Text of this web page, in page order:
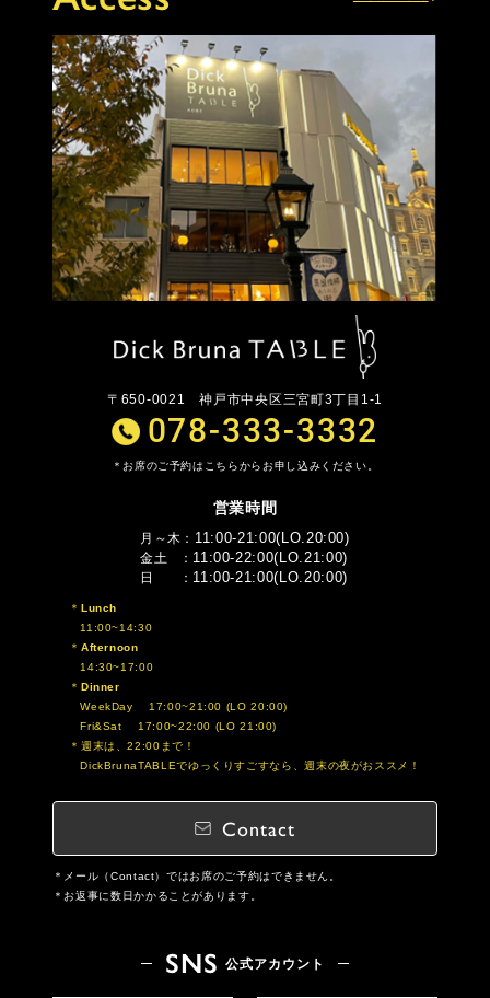
〒650-0021神戸市中央区三宮町3丁目1-1
078-333-3332
お席のご予約はこちらからお申し込みください。
営業時間
月～木 11:00-21:00(LO.20:00)
金土 11:00-22:00(LO.21:00)
日 11:00-21:00(LO.20:00)
Lunch
11:00~14:30
Afternoon
14:30~17:00
Dinner
WeekDay 17:00~21:00 (LO 20:00)
Fri&Sat 17:00~22:00 (LO 21:00)
週末は、22:00まで！
DickBrunaTABLEでゆっくりすごすなら、週末の夜がおススメ！
Contact
メール（Contact）ではお席のご予約はできません。
お返事に数日かかることがあります。
SNS 公式アカウント